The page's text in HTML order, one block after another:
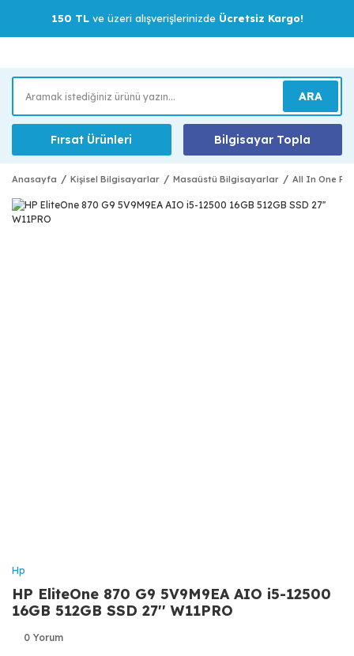
150 TLve üzeri alışverişlerinizde Ücretsiz Kargo!
ARA
Fırsat Ürünleri Bilgisayar Topla
Anasayfa Kişisel Bilgisayarlar Masaüstü Bilgisayarlar All In One Pc
Hp
HP EliteOne 870 G9 5V9M9EA AIO i5-12500
16GB 512GB SSD 27'' W11PRO
0 Yorum